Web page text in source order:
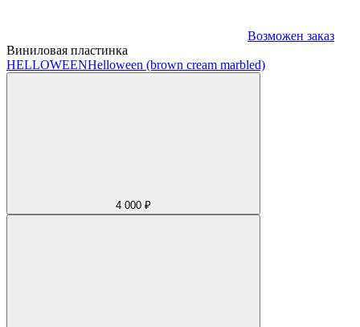
Возможен заказ
Виниловая пластинка
HELLOWEENHelloween (brown cream marbled)
4 000 ₽